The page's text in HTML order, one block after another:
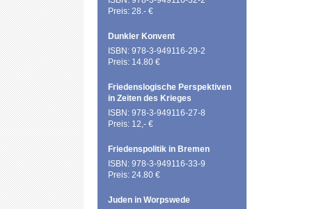
Preis: 28.- €
Dunkler Konvent
ISBN: 978-3-949116-29-2
Preis: 14.80 €
Friedenslogische Perspektiven
in Zeiten des Krieges
ISBN: 978-3-949116-27-8
Preis: 12,- €
Friedenspolitik in Bremen
ISBN: 978-3-949116-33-9
Preis: 24.80 €
Juden in Worpswede